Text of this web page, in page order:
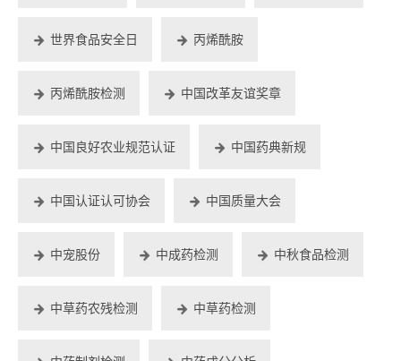
世界食品安全日 丙烯酰胺
丙烯酰胺检测 中国改革友谊奖章
中国良好农业规范认证 中国药典新规
中国认证认可协会 中国质量大会
中宠股份 中成药检测 中秋食品检测
中草药农残检测 中草药检测